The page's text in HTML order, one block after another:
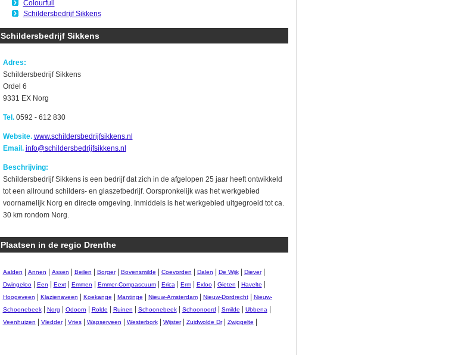
Colourfull
Schildersbedrijf Sikkens
Schildersbedrijf Sikkens
Adres:
Schildersbedrijf Sikkens
Ordel 6
9331 EX Norg
Tel.0592 - 612 830
Website. www.schildersbedrijfsikkens.nl
Email. info@schildersbedrijfsikkens.nl
Beschrijving:
Schildersbedrijf Sikkens is een bedrijf dat zich in de afgelopen 25 jaar heeft ontwikkeld
tot een allround schilders- en glaszetbedrijf. Oorspronkelijk was het werkgebied
voornamelijk Norg en directe omgeving. Inmiddels is het werkgebied uitgegroeid tot ca.
30 km rondom Norg.
Plaatsen in de regio Drenthe
Aalden Annen Assen Beilen Borger| Bovensmilde Coevorden Dalen De Wijk| Diever|
Dwingeloo| Een Eext| Emmen Emmer-Compascuum| Erica| Erm| Exloo| Gieten Havelte
Hoogeveen Klazienaveen Koekange Mantinge Nieuw-Amsterdam| Nieuw-Dordrecht|
Nieuw-
Schoonebeek| Norg Odoorn Rolde Ruinen Schoonebeek| Schoonoord Smilde Ubbena|
Veenhuizen Vledder| Vries| Wapserveen Westerbork| Wijster| Zuidwolde Dr| Zwiggelte